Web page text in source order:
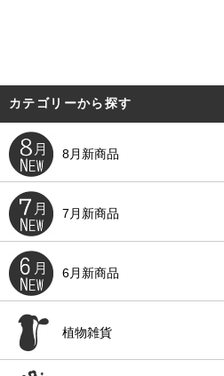
カテゴリーから探す
8月新商品
7月新商品
6月新商品
植物雑貨